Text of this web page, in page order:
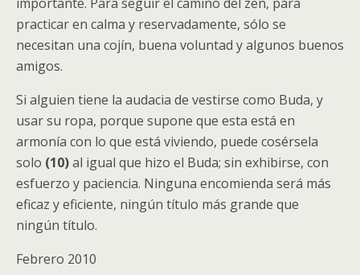
practicar en calma y reservadamente, sólo se
necesitan una cojín, buena voluntad y algunos buenos
amigos.
Si alguien tiene la audacia de vestirse como Buda, y
usar su ropa, porque supone que esta está en
armonía con lo que está viviendo, puede cosérsela
solo (10)al igual que hizo el Buda; sin exhibirse, con
esfuerzo y paciencia. Ninguna encomienda será más
eficaz y eficiente, ningún título más grande que
ningún título.
Febrero 2010